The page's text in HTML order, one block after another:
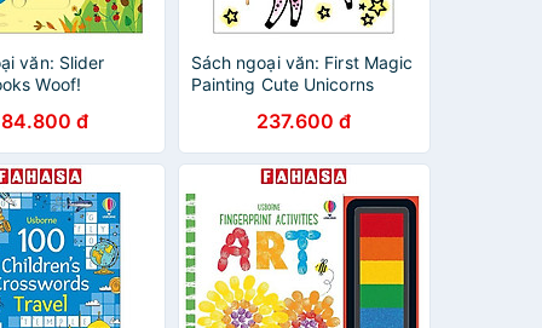
văn: Slider
Woof!
đ
Sách ngoại văn: First Magic
Painting Cute Unicorns
237.600 đ